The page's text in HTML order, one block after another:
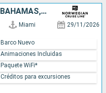
REPÚBLICA DOMINICANA, BAHAMAS, ESTADOS UNIDOS
Miami 29/11/2026
Barco Nuevo
Animaciones Incluidas
Paquete WiFi*
Créditos para excursiones